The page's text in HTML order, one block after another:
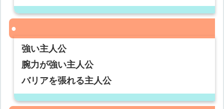
強い主人公
腕力が強い主人公
バリアを張れる主人公